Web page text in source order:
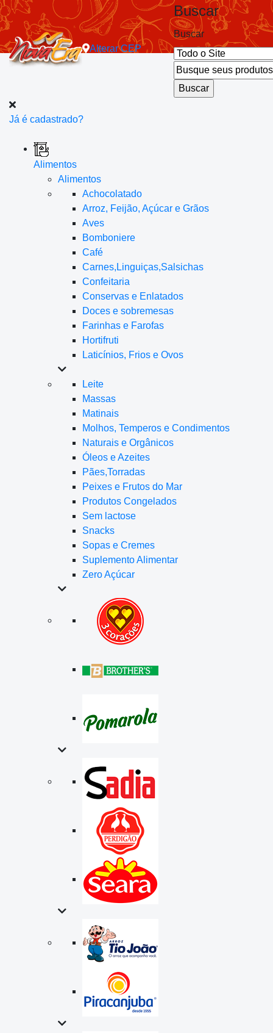
AlterarCEP
Buscar
Buscar
Já é cadastrado?
Alimentos
Alimentos
Achocolatado
Arroz, Feijão, Açúcar e Grãos
Aves
Bomboniere
Café
Carnes,Linguiças,Salsichas
Confeitaria
Conservas e Enlatados
Doces e sobremesas
Farinhas e Farofas
Hortifruti
Laticínios, Frios e Ovos
Leite
Massas
Matinais
Molhos, Temperos e Condimentos
Naturais e Orgânicos
Óleos e Azeites
Pães,Torradas
Peixes e Frutos do Mar
Produtos Congelados
Sem lactose
Snacks
Sopas e Cremes
Suplemento Alimentar
Zero Açúcar